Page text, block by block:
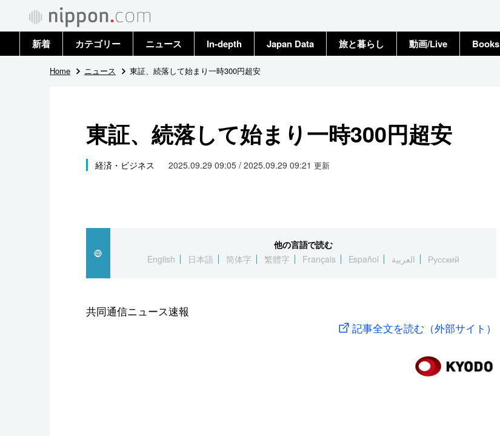
新着 カテゴリー
政治・外交
国際
科学・技術
暮らし
ニュース
トップ
In-depth Japan Data 旅と暮らし 動画/Live Books
Home ニュース 東証、続落して始まり一時300円超安
東証、続落して始まり一時300円超安
経済・ビジネス 2025.09.29 09:05 / 2025.09.29 09:21 更新
他の言語で読む
English
日本語 简体字 繁體字 Français Español العربية Русский
共同通信ニュース速報
記事全文を読む（外部サイト）